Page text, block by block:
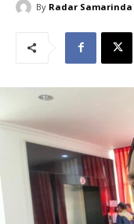
By Radar Samarinda